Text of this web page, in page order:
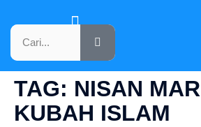
TAG: NISAN
KUBAH ISLAM